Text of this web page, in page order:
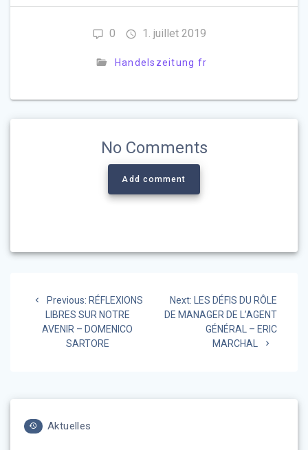
0 1. juillet 2019
Handelszeitung fr
No Comments
Add comment
Navigation
l’article
Previous: Previous
post:
RÉFLEXIONS
LIBRES SUR NOTRE
AVENIR – DOMENICO
SARTORE
Next: Next
post:
LES DÉFIS DU RÔLE
DE MANAGER DE L’AGENT
GÉNÉRAL – ERIC
MARCHAL
Aktuelles